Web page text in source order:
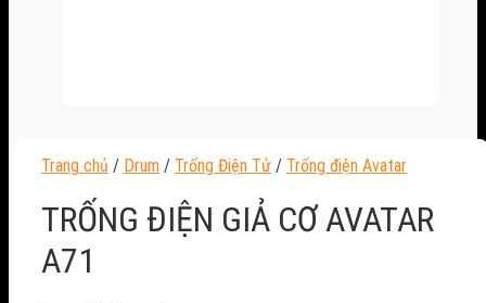
Trang chủ / Drum / Trống Điện Tử / Trống điện Avatar
TRỐNG ĐIỆN GIẢ CƠ AVATAR
A71